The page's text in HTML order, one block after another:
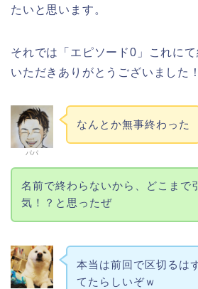
たいと思います。
それでは「エピソード0」これに
いただきありがとうございました
パパ
なんとか無事終わった
名前で終わらないから、どこまで
気！？と思ったぜ
本当は前回で区切るは
てたらしいぞｗ